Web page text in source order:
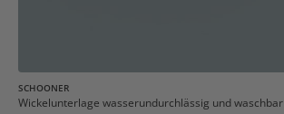
SCHOONER
Wickelunterlage wasserundurchlässig und waschbar